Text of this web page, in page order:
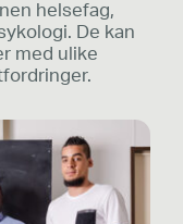
helsefag,
De kan
med ulike